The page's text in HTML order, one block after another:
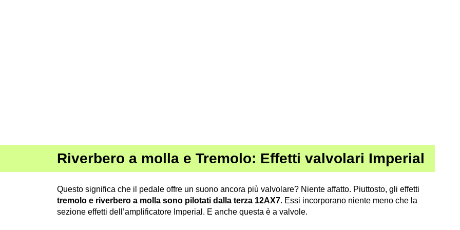
Riverbero a molla e Tremolo: Effetti valvolari Imperial
Questo significa che il pedale offre un suono ancora più valvolare? Niente affatto. Piuttosto, gli effetti
tremolo e riverbero a molla sono pilotati dalla terza 12AX7. Essi incorporano niente meno che la
sezione effetti dell’amplificatore Imperial. E anche questa è a valvole.